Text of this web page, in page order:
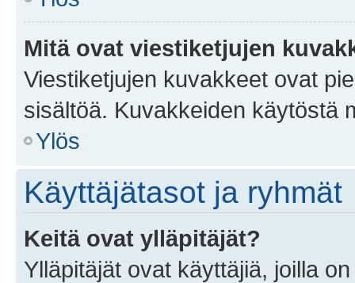
Mitä ovat viestiketjujen
Viestiketjujen kuvakkeet ovat
sisältöä. Kuvakkeiden käytöstä
Ylös
Käyttäjätasot ja ryhmät
Keitä ovat ylläpitäjät?
Ylläpitäjät ovat käyttäjiä, joilla